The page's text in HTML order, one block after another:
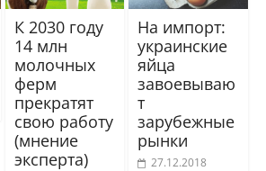
К 2030 году
14 млн
молочных
ферм
прекратят
свою работу
(мнение
эксперта)
На импорт:
украинские
яйца
завоевываю
т
зарубежные
рынки
27.12.2018